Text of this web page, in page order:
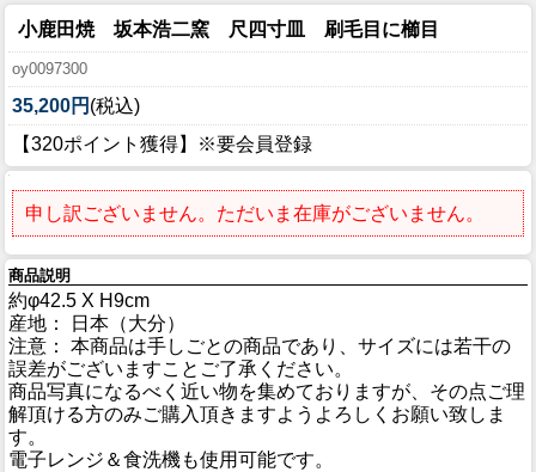
小鹿田焼 坂本浩二窯 尺四寸皿 刷毛目に櫛目
oy0097300
35,200円 (税込)
【320ポイント獲得】※要会員登録
申し訳ございません。ただいま在庫がございません。
商品説明
約φ42.5 X H9cm
産地： 日本（大分）
注意： 本商品は手しごとの商品であり、サイズには若干の
誤差がございますことご了承ください。
商品写真になるべく近い物を集めておりますが、その点ご理
解頂ける方のみご購入頂きますようよろしくお願い致しま
す。
電子レンジ＆食洗機も使用可能です。